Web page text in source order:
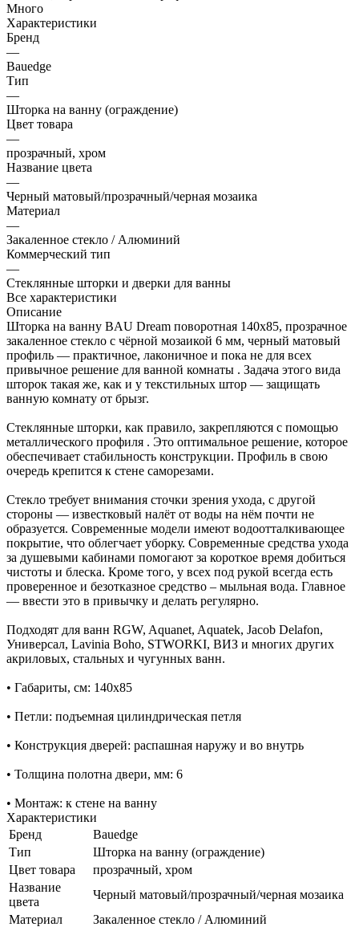
Много
Характеристики
Бренд
—
Bauedge
Тип
—
Шторка на ванну (ограждение)
Цвет товара
—
прозрачный, хром
Название цвета
—
Черный матовый/прозрачный/черная мозаика
Материал
—
Закаленное стекло / Алюминий
Коммерческий тип
—
Стеклянные шторки и дверки для ванны
Все характеристики
Описание
Шторка на ванну BAU Dream поворотная 140x85, прозрачное
закаленное стекло с чёрной мозаикой 6 мм, черный матовый
профиль — практичное, лаконичное и пока не для всех
привычное решение для ванной комнаты . Задача этого вида
шторок такая же, как и у текстильных штор — защищать
ванную комнату от брызг.
Стеклянные шторки, как правило, закрепляются с помощью
металлического профиля . Это оптимальное решение, которое
обеспечивает стабильность конструкции. Профиль в свою
очередь крепится к стене саморезами.
Стекло требует внимания сточки зрения ухода, с другой
стороны — известковый налёт от воды на нём почти не
образуется. Современные модели имеют водоотталкивающее
покрытие, что облегчает уборку. Современные средства ухода
за душевыми кабинами помогают за короткое время добиться
чистоты и блеска. Кроме того, у всех под рукой всегда есть
проверенное и безотказное средство – мыльная вода. Главное
— ввести это в привычку и делать регулярно.
Подходят для ванн RGW, Aquanet, Aquatek, Jacob Delafon,
Универсал, Lavinia Boho, STWORKI, ВИЗ и многих других
акриловых, стальных и чугунных ванн.
• Габариты, см: 140х85
• Петли: подъемная цилиндрическая петля
• Конструкция дверей: распашная наружу и во внутрь
• Толщина полотна двери, мм: 6
• Монтаж: к стене на ванну
Характеристики
Бренд
Bauedge
Тип
Шторка на ванну (ограждение)
Цвет товара
прозрачный, хром
Название
цвета
Черный матовый/прозрачный/черная мозаика
Материал
Закаленное стекло / Алюминий